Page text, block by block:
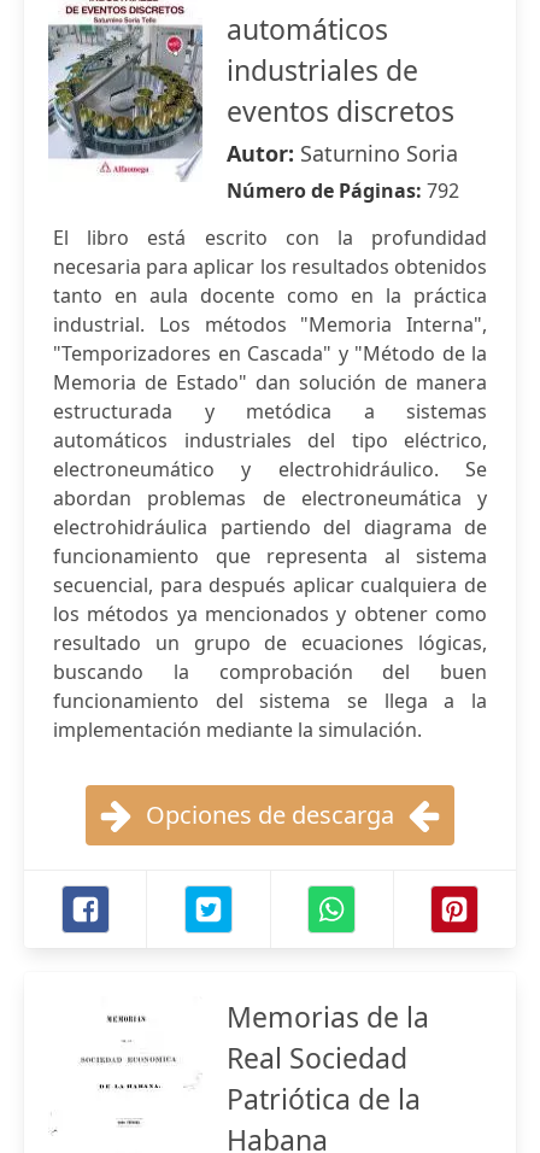
automáticos
industriales de
eventos discretos
Autor: Saturnino Soria
Número de Páginas: 792
El libro está escrito con la profundidad
necesaria para aplicar los resultados obtenidos
tanto en aula docente como en la práctica
industrial. Los métodos "Memoria Interna",
"Temporizadores en Cascada" y "Método de la
Memoria de Estado" dan solución de manera
estructurada y metódica a sistemas
automáticos industriales del tipo eléctrico,
electroneumático y electrohidráulico. Se
abordan problemas de electroneumática y
electrohidráulica partiendo del diagrama de
funcionamiento que representa al sistema
secuencial, para después aplicar cualquiera de
los métodos ya mencionados y obtener como
resultado un grupo de ecuaciones lógicas,
buscando la comprobación del buen
funcionamiento del sistema se llega a la
implementación mediante la simulación.
Opciones de descarga
Memorias de la
Real Sociedad
Patriótica de la
Habana